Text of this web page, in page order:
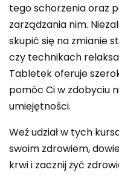
tego schorzenia oraz
zarządzania nim.
skupić się na zmianie
czy technikach
Tabletek oferuje
pomóc Ci w zdobyciu
umiejętności.
Weź udział w tych
swoim zdrowiem,
krwi i zacznij żyć